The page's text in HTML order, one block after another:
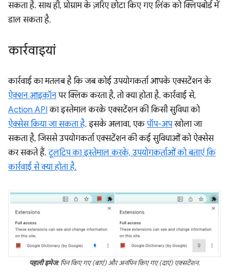
सकता है. साथ ही, प्रोग्राम के ज़रिए छोटा किए गए लिंक को क्लिपबोर्ड में
डाल सकता है.
कार्रवाइयां
कार्रवाई का मतलब है कि जब कोई उपयोगकर्ता आपके एक्सटेंशन के
ऐक्शन आइकॉनपर क्लिक करता है, तो क्या होता है. कार्रवाई से,
Action API का इस्तेमाल करके एक्सटेंशन की किसी सुविधा को
ऐक्सेस किया जा सकता है. इसके अलावा, एकपॉप-अपखोला जा
सकता है, जिससे उपयोगकर्ता एक्सटेंशन की कई सुविधाओं को ऐक्सेस
कर सकते हैं.टूलटिप का इस्तेमाल करके, उपयोगकर्ताओं को बताएं कि
कार्रवाई से क्या होता है.
पहली इमेज: पिन किए गए (बाएं) और अनपिन किए गए (दाएं) एक्सटेंशन.